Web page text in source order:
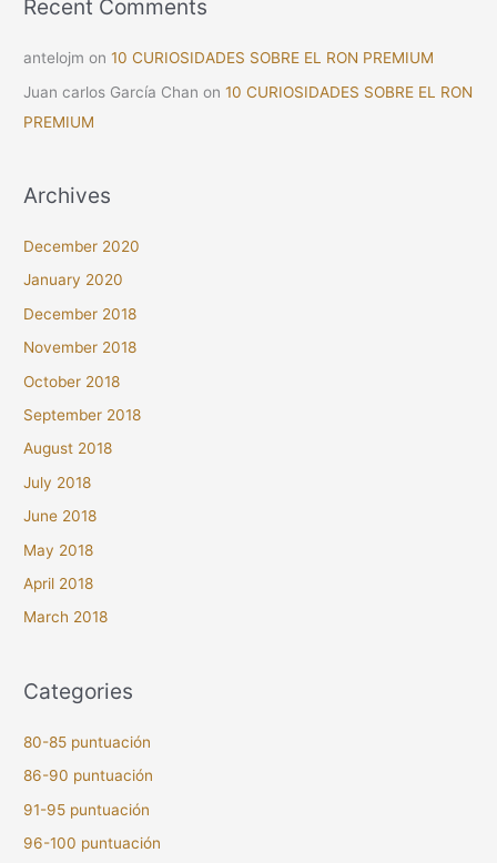
Recent Comments
antelojm on10 CURIOSIDADES SOBRE EL RON PREMIUM
Juan carlos García Chan on10 CURIOSIDADES SOBRE EL RON
PREMIUM
Archives
December 2020
January 2020
December 2018
November 2018
October 2018
September 2018
August 2018
July 2018
June 2018
May 2018
April 2018
March 2018
Categories
80-85 puntuación
86-90 puntuación
91-95 puntuación
96-100 puntuación